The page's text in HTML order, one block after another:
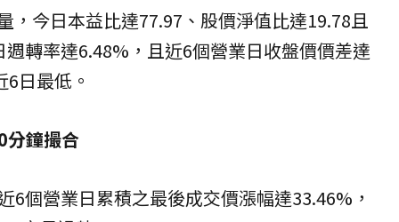
，今日本益比達77.97、股價淨值比達19.78且
轉率達6.48%，且近6個營業日收盤價價差達
日最低。
分鐘撮合
6個營業日累積之最後成交價漲幅達33.46%，